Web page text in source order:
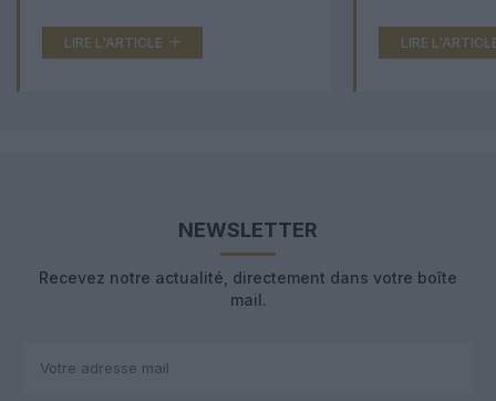
LIRE L'ARTICLE LIRE
NEWSLETTER
Recevez notre actualité, directement dans votre boîte
mail.